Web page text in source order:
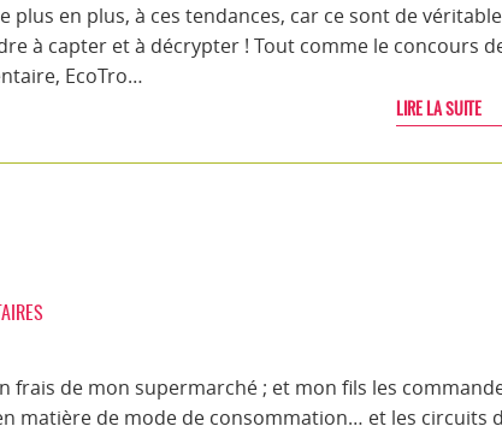
plus en plus, à ces tendances, car ce sont de
à capter et à décrypter ! Tout comme le concours
EcoTro…
LIRE LA SUITE
frais de mon supermarché ; et mon fils les
matière de mode de consommation… et les circuits